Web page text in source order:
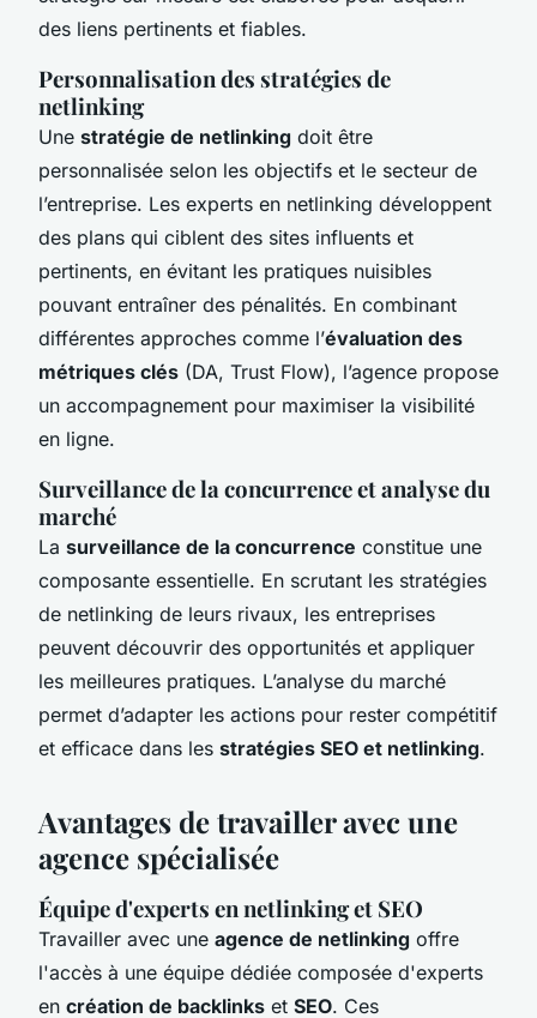
des liens pertinents et fiables.
Personnalisation des stratégies de
netlinking
Une stratégie de netlinking doit être
personnalisée selon les objectifs et le secteur de
l’entreprise. Les experts en netlinking développent
des plans qui ciblent des sites influents et
pertinents, en évitant les pratiques nuisibles
pouvant entraîner des pénalités. En combinant
différentes approches comme l’évaluation des
métriques clés (DA, Trust Flow), l’agence propose
un accompagnement pour maximiser la visibilité
en ligne.
Surveillance de la concurrence et analyse du
marché
La surveillance de la concurrence constitue une
composante essentielle. En scrutant les stratégies
de netlinking de leurs rivaux, les entreprises
peuvent découvrir des opportunités et appliquer
les meilleures pratiques. L’analyse du marché
permet d’adapter les actions pour rester compétitif
et efficace dans les stratégies SEO et netlinking.
Avantages de travailler avec une
agence spécialisée
Équipe d'experts en netlinking et SEO
Travailler avec une agence de netlinking offre
l'accès à une équipe dédiée composée d'experts
en création de backlinks et SEO. Ces